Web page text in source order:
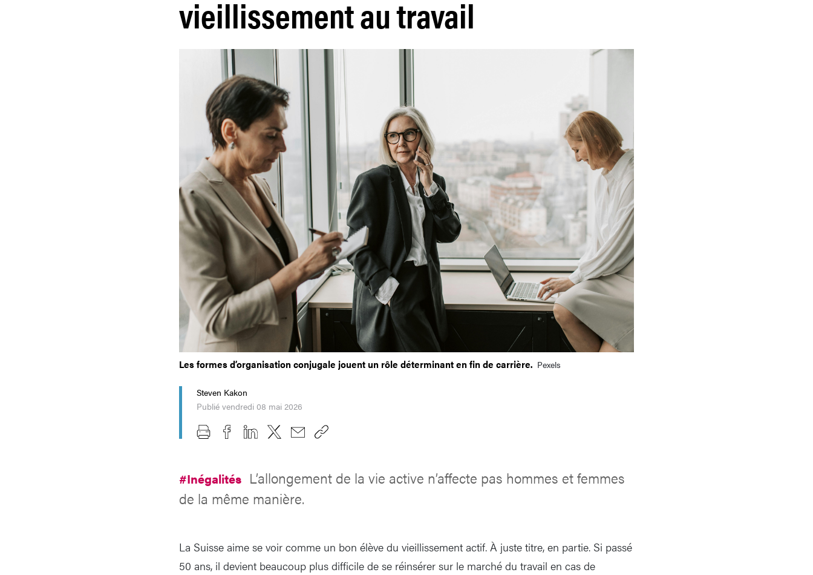
vieillissement au travail
Les formes d’organisation conjugale jouent un rôle déterminant en fin de carrière. Pexels
Steven Kakon
Publié vendredi 08 mai 2026
#Inégalités L’allongement de la vie active n’affecte pas hommes et femmes
de la même manière.
La Suisse aime se voir comme un bon élève du vieillissement actif. À juste titre, en partie. Si passé
50 ans, il devient beaucoup plus difficile de se réinsérer sur le marché du travail en cas de